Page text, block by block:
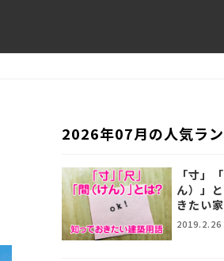
2026年07月の人気ラ
「寸」
ん）」
きたい
2019.2.26